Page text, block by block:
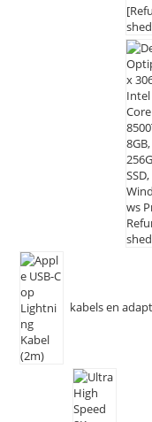
kabels en